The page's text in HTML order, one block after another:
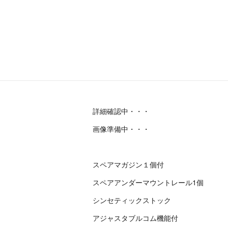
詳細確認中・・・
画像準備中・・・
スペアマガジン１個付
スペアアンダーマウントレール1個
シンセティックストック
アジャスタブルコム機能付